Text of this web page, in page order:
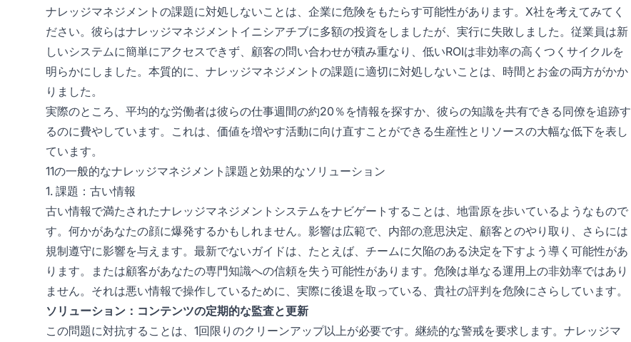
ナレッジマネジメントの課題に対処しないことは、企業に危険をもたらす可能性があります。X社を考えてみてく
ださい。彼らはナレッジマネジメントイニシアチブに多額の投資をしましたが、実行に失敗しました。従業員は新
しいシステムに簡単にアクセスできず、顧客の問い合わせが積み重なり、低いROIは非効率の高くつくサイクルを
明らかにしました。本質的に、ナレッジマネジメントの課題に適切に対処しないことは、時間とお金の両方がかか
りました。
実際のところ、平均的な労働者は彼らの仕事週間の約20％を情報を探すか、彼らの知識を共有できる同僚を追跡す
るのに費やしています。これは、価値を増やす活動に向け直すことができる生産性とリソースの大幅な低下を表し
ています。
11の一般的なナレッジマネジメント課題と効果的なソリューション
1. 課題：古い情報
古い情報で満たされたナレッジマネジメントシステムをナビゲートすることは、地雷原を歩いているようなもので
す。何かがあなたの顔に爆発するかもしれません。影響は広範で、内部の意思決定、顧客とのやり取り、さらには
規制遵守に影響を与えます。最新でないガイドは、たとえば、チームに欠陥のある決定を下すよう導く可能性があ
ります。または顧客があなたの専門知識への信頼を失う可能性があります。危険は単なる運用上の非効率ではあり
ません。それは悪い情報で操作しているために、実際に後退を取っている、貴社の評判を危険にさらしています。
ソリューション：コンテンツの定期的な監査と更新
この問題に対抗することは、1回限りのクリーンアップ以上が必要です。継続的な警戒を要求します。ナレッジマ